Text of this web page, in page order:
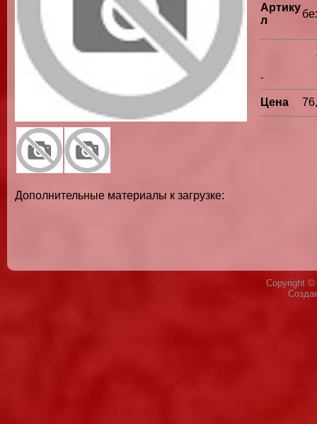
Дополнительные материалы к загрузке:
Артику
л
-
Цена
Copyright